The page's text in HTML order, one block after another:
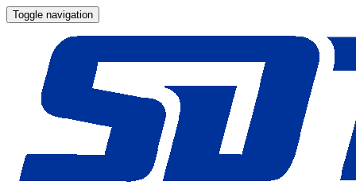
Toggle navigation